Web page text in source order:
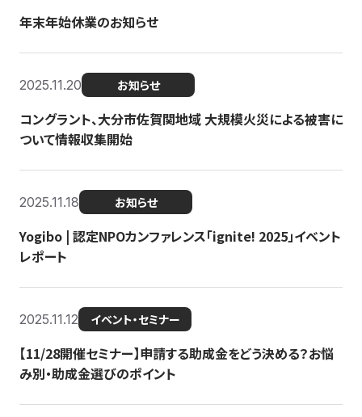
年末年始休業のお知らせ
2025.11.20 お知らせ
コングラント、大分市佐賀関地域 大規模火災による被害に
ついて情報収集開始
2025.11.18 お知らせ
Yogibo | 認定NPOカンファレンス「ignite! 2025」イベント
レポート
2025.11.12 イベント・セミナー
【11/28開催セミナー】申請する助成金をどう決める？お悩
み別・助成金選びのポイント